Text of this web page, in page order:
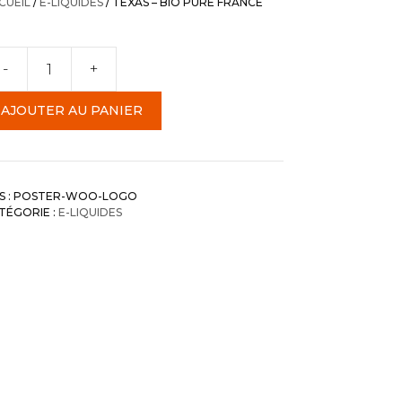
- +
AJOUTER AU PANIER
: POSTER-WOO-LOGO
: E-LIQUIDES